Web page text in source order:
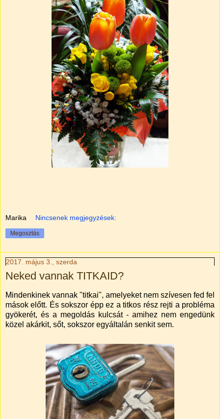
Marika Nincsenek megjegyzések:
Megosztás
2017. május 3., szerda
Neked vannak TITKAID?
Mindenkinek vannak "titkai", amelyeket nem szívesen fed fel
mások előtt. És sokszor épp ez a titkos rész rejti a probléma
gyökerét, és a megoldás kulcsát - amihez nem engedünk
közel akárkit, sőt, sokszor egyáltalán senkit sem.